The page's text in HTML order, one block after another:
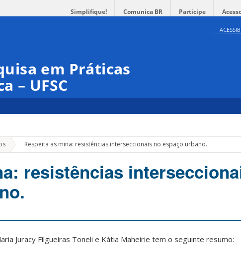
Simplifique! Comunica BR Participe
em Práticas
– UFSC
» Respeita as mina: resistências interseccionais no espaço urbano.
resistências
Juracy Filgueiras Toneli e Kátia Maheirie tem o seguinte resumo: